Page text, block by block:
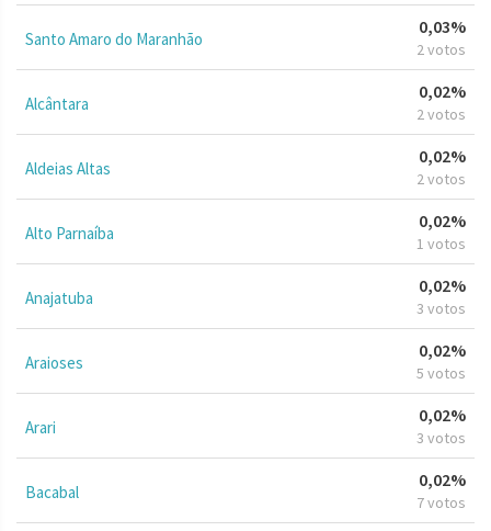
Santo Amaro do Maranhão
0,03%
2 votos
Alcântara
0,02%
2 votos
Aldeias Altas
0,02%
2 votos
Alto Parnaíba
0,02%
1 votos
Anajatuba
0,02%
3 votos
Araioses
0,02%
5 votos
Arari
0,02%
3 votos
Bacabal
0,02%
7 votos